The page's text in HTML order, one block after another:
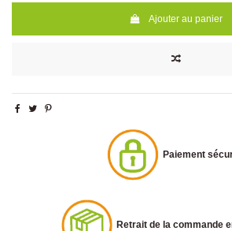
Ajouter au panier
Paiement
Retrait de la commande